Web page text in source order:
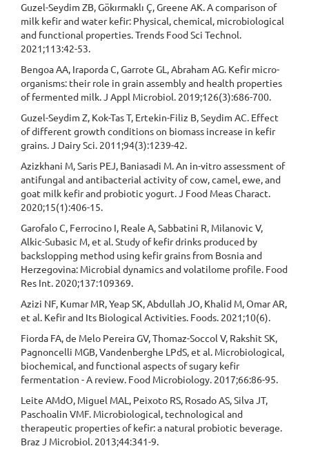
Guzel-Seydim ZB, Gökırmaklı Ç, Greene AK. A comparison of
milk kefir and water kefir: Physical, chemical, microbiological
and functional properties. Trends Food Sci Technol.
2021;113:42-53.
Bengoa AA, Iraporda C, Garrote GL, Abraham AG. Kefir micro-
organisms: their role in grain assembly and health properties
of fermented milk. J Appl Microbiol. 2019;126(3):686-700.
Guzel-Seydim Z, Kok-Tas T, Ertekin-Filiz B, Seydim AC. Effect
of different growth conditions on biomass increase in kefir
grains. J Dairy Sci. 2011;94(3):1239-42.
Azizkhani M, Saris PEJ, Baniasadi M. An in-vitro assessment of
antifungal and antibacterial activity of cow, camel, ewe, and
goat milk kefir and probiotic yogurt. J Food Meas Charact.
2020;15(1):406-15.
Garofalo C, Ferrocino I, Reale A, Sabbatini R, Milanovic V,
Alkic-Subasic M, et al. Study of kefir drinks produced by
backslopping method using kefir grains from Bosnia and
Herzegovina: Microbial dynamics and volatilome profile. Food
Res Int. 2020;137:109369.
Azizi NF, Kumar MR, Yeap SK, Abdullah JO, Khalid M, Omar AR,
et al. Kefir and Its Biological Activities. Foods. 2021;10(6).
Fiorda FA, de Melo Pereira GV, Thomaz-Soccol V, Rakshit SK,
Pagnoncelli MGB, Vandenberghe LPdS, et al. Microbiological,
biochemical, and functional aspects of sugary kefir
fermentation - A review. Food Microbiology. 2017;66:86-95.
Leite AMdO, Miguel MAL, Peixoto RS, Rosado AS, Silva JT,
Paschoalin VMF. Microbiological, technological and
therapeutic properties of kefir: a natural probiotic beverage.
Braz J Microbiol. 2013;44:341-9.